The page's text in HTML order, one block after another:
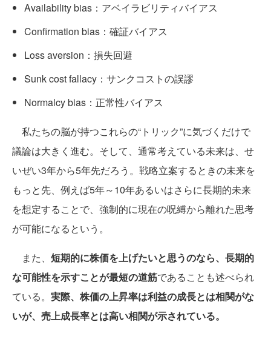
Availability bias：アベイラビリティバイアス
Confirmation bias：確証バイアス
Loss aversion：損失回避
Sunk cost fallacy：サンクコストの誤謬
Normalcy bias：正常性バイアス
私たちの脳が持つこれらの“トリック”に気づくだけで
議論は大きく進む。そして、通常考えている未来は、せ
いぜい3年から5年先だろう。戦略立案するときの未来を
もっと先、例えば5年～10年あるいはさらに長期的未来
を想定することで、強制的に現在の呪縛から離れた思考
が可能になるという。
また、 短期的に株価を上げたいと思うのなら、長期的
な可能性を示すことが最短の道筋であることも述べられ
ている。 実際、株価の上昇率は利益の成長とは相関がな
いが、売上成長率とは高い相関が示されている。